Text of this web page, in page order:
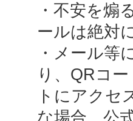
・不安を煽
ールは絶対
・メール等
り、QRコ
トにアクセ
な場合、公